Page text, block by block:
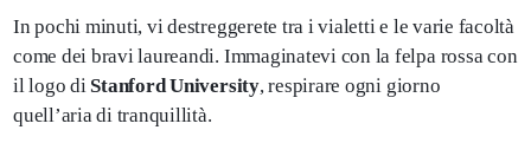
In pochi minuti, vi destreggerete tra i vialetti e le varie facoltà
come dei bravi laureandi. Immaginatevi con la felpa rossa con
il logo di Stanford University, respirare ogni giorno
quell’aria di tranquillità.